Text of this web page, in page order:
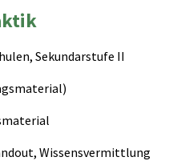
Sekundarstufe II
Wissensvermittlung